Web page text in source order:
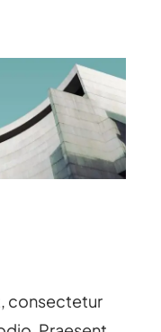
consectetur